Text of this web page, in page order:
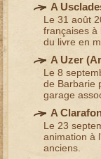
A
Le 31 août
françaises à
du livre en
A Uzer (
Le 8
de Barbarie
garage
A
Le 23
animation à
anciens.